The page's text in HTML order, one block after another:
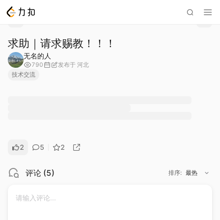
求助｜请求赐教！！！
无名的人
790 发布于 河北
技术交流
2 5 2
评论 (5) 排序: 最热